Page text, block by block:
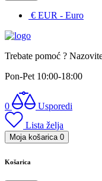
€ EUR - Euro
Trebate pomoć ?
Pon-Pet 10:00-18:00
0
Usporedi
Lista želja
Moja košarica 0
Košarica